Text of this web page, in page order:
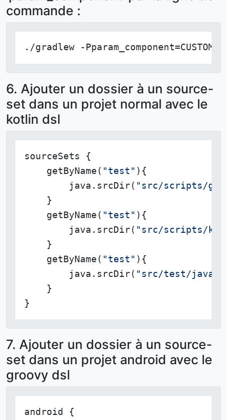
commande :
./gradlew -
6. Ajouter un dossier à un source-
set dans un projet normal avec le
kotlin dsl
sourceSets {
    getByName(
"test" ){
        java.srcDir(
"src/scripts/
    }
    getByName(
"test" ){
        java.srcDir(
"src/scripts/
    }
    getByName(
"test" ){
        java.srcDir(
"src/test/
    }
}
7. Ajouter un dossier à un source-
set dans un projet android avec le
groovy dsl
android {